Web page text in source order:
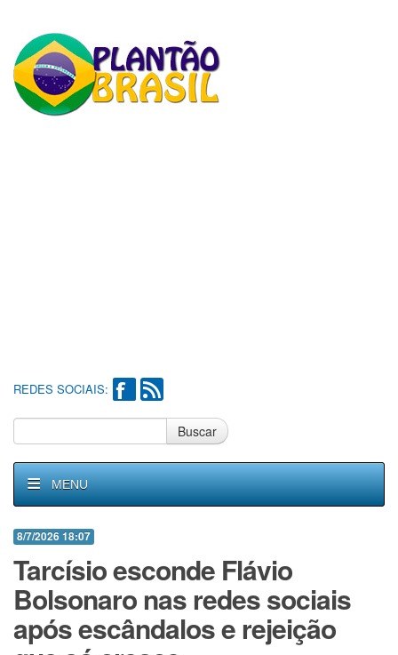
REDES SOCIAIS:
Buscar
MENU
8/7/2026 18:07
Tarcísio esconde Flávio
Bolsonaro nas redes sociais
após escândalos e rejeição